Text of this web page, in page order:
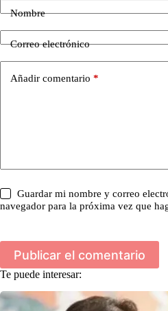
Nombre
Correo electrónico
Añadir comentario *
Guardar mi nombre y correo
navegador para la próxima vez que
Publicar el comentario
Te puede interesar: